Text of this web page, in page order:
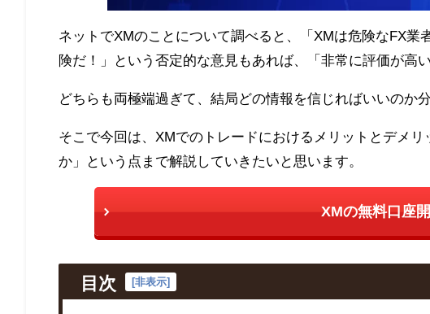
ネットでXMのことについて調べると、「XMは危険なFX
険だ！」という否定的な意見もあれば、「非常に評価が高
どちらも両極端過ぎて、結局どの情報を信じればいいのか
そこで今回は、XMでのトレードにおけるメリットとデメ
か」という点まで解説していきたいと思います。
XMの無料口座
目次 [非表示]